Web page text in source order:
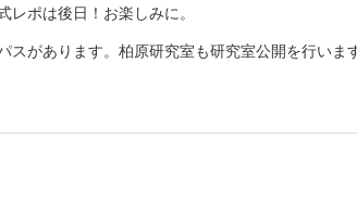
ポは後日！お楽しみに。
スがあります。柏原研究室も研究室公開を行い